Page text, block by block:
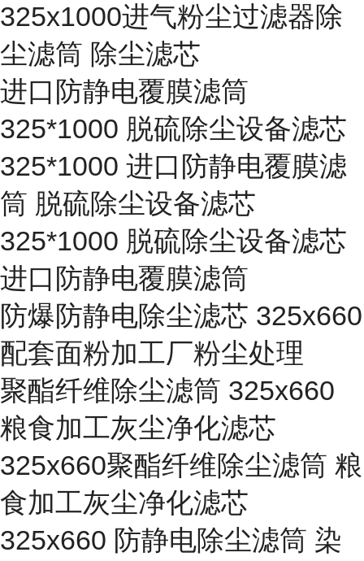
325x1000进气粉尘过滤器除
尘滤筒 除尘滤芯
进口防静电覆膜滤筒
325*1000 脱硫除尘设备滤芯
325*1000 进口防静电覆膜滤
筒 脱硫除尘设备滤芯
325*1000 脱硫除尘设备滤芯
进口防静电覆膜滤筒
防爆防静电除尘滤芯 325x660
配套面粉加工厂粉尘处理
聚酯纤维除尘滤筒 325x660
粮食加工灰尘净化滤芯
325x660聚酯纤维除尘滤筒 粮
食加工灰尘净化滤芯
325x660 防静电除尘滤筒 染